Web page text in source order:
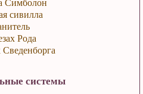
сивилла
Рода
системы